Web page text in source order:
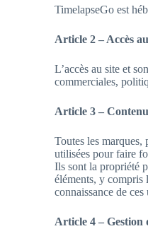
TimelapseGo est
Article 2 – Accès
L’accès au site et
commerciales,
Article 3 –
Toutes les
utilisées pour faire
Ils sont la propriété
éléments, y compris
connaissance de
Article 4 – Gestion